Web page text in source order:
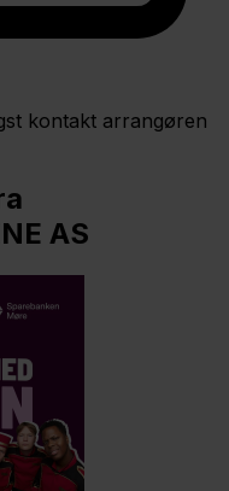
kontakt arrangøren
AS